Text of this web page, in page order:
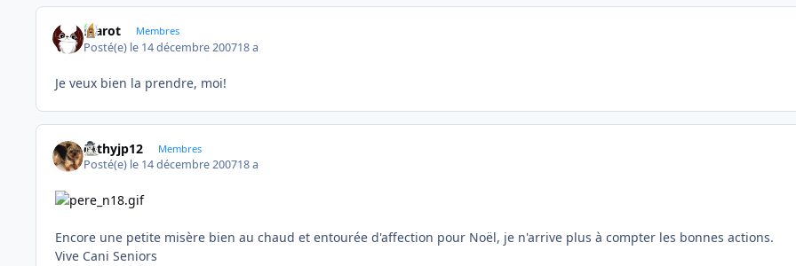
Marot Membres
Posté(e) le 14 décembre 200718 a
Je veux bien la prendre, moi!
cathyjp12 Membres
Posté(e) le 14 décembre 200718 a
Encore une petite misère bien au chaud et entourée d'affection pour Noël, je n'arrive plus à compter les bonnes actions.
Vive Cani Seniors